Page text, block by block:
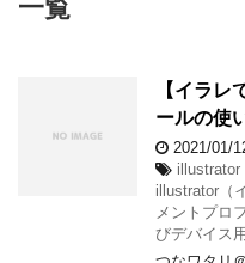
一覧
【イラレ
ールの使
2021/01/
illustrator
illustrator（
メントプロ
びデバイス